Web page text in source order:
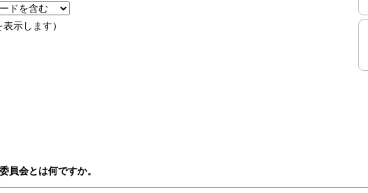
示します）
会とは何ですか。